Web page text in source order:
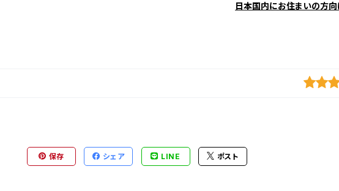
日本国内にお住まいの方向
保存 シェア LINE ポスト